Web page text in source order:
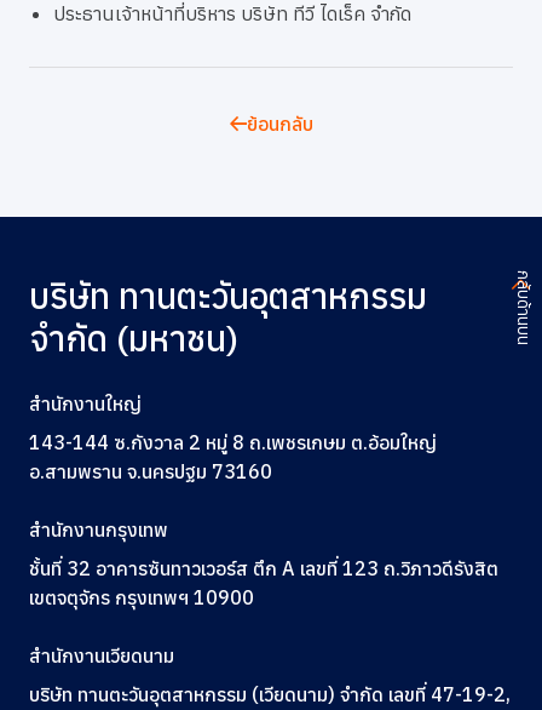
ประธานเจ้าหน้าที่บริหาร บริษัท ทีวี ไดเร็ค จำกัด
ย้อนกลับ
บริษัท ทานตะวันอุตสาหกรรม
จำกัด (มหาชน)
สำนักงานใหญ่
143-144 ซ.กังวาล 2 หมู่ 8 ถ.เพชรเกษม ต.อ้อมใหญ่
อ.สามพราน จ.นครปฐม 73160
สำนักงานกรุงเทพ
ชั้นที่ 32 อาคารซันทาวเวอร์ส ตึก A เลขที่ 123 ถ.วิภาวดีรังสิต
เขตจตุจักร กรุงเทพฯ 10900
สำนักงานเวียดนาม
บริษัท ทานตะวันอุตสาหกรรม (เวียดนาม) จำกัด เลขที่ 47-19-2,
กลับด้านบน